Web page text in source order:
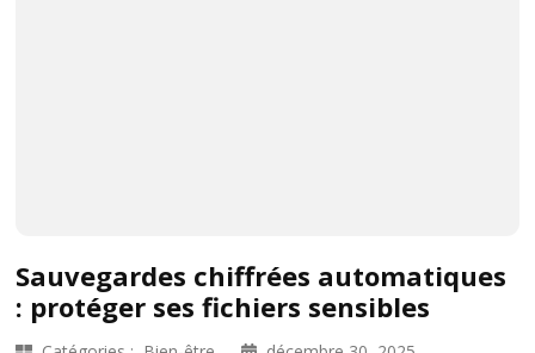
Sauvegardes chiffrées automatiques
: protéger ses fichiers sensibles